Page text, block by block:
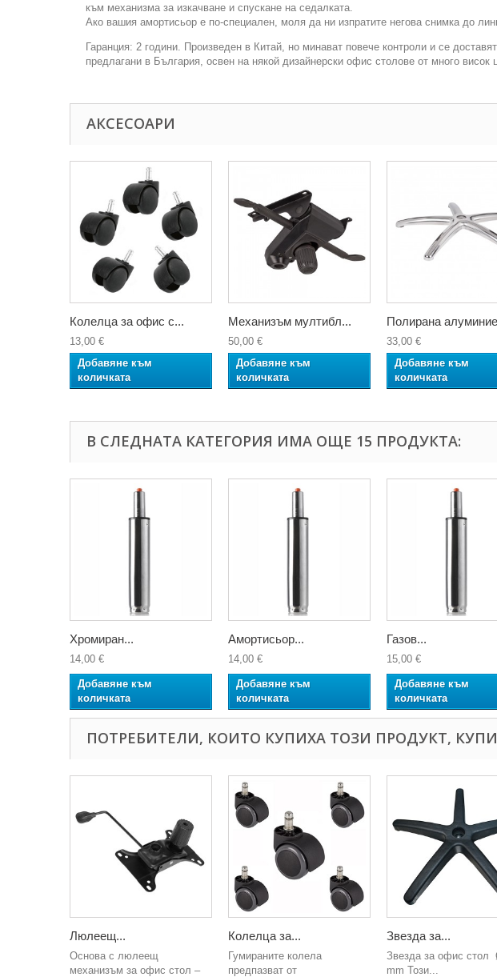
към механизма за изкачване и спускане на седалката.
Ако вашия амортисьор е по-специален, моля да ни изпратите негова снимка до
Гаранция: 2 години. Произведен в Китай, но минават повече контроли и се
предлагани в България, освен на някой дизайнерски офис столове от много висок
АКСЕСОАРИ
Колелца за офис с...
13,00 €
Добавяне към
количката
Механизъм мултибл...
50,00 €
Добавяне към
количката
Полирана
33,00 €
Добавяне към
количката
В СЛЕДНАТА КАТЕГОРИЯ ИМА ОЩЕ 15 ПРОДУКТА:
Хромиран...
14,00 €
Добавяне към
количката
Амортисьор...
14,00 €
Добавяне към
количката
Газов...
15,00 €
Добавяне към
количката
ПОТРЕБИТЕЛИ, КОИТО КУПИХА ТОЗИ ПРОДУКТ,
Люлеещ...
Основа с люлеещ
механизъм за офис стол –
Колелца за...
Гумираните колела
предпазват от
Звезда за...
Звезда за офис стол
mm Този...